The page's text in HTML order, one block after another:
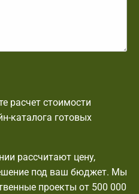
расчет стоимости
каталога готовых
рассчитают цену,
под ваш бюджет. Мы
проекты от 500 000